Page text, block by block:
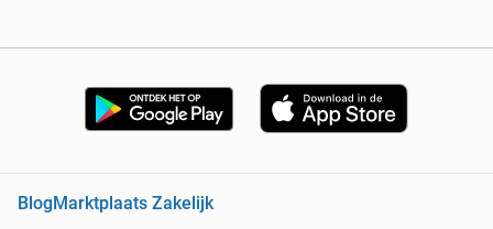
Blog Marktplaats Zakelijk